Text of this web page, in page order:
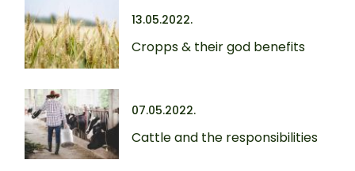
13.05.2022.
Cropps & their god benefits
07.05.2022.
Cattle and the responsibilities